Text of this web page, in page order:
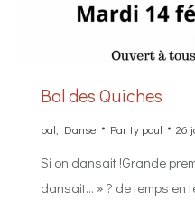
Bal des Quiches
bal Danse Party poul 26
Si on dansait !Grande
dansait… » ? de temps en